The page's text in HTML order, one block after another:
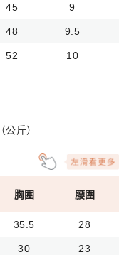
45 9
48 9.5
52 10
斤）
胸圍 腰圍
35.5 28
30 23